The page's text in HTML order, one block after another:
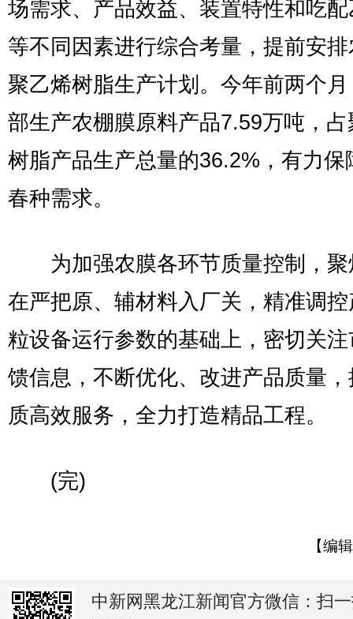
场需求、产品效益、装置特性和吃
等不同因素进行综合考量，提前安
聚乙烯树脂生产计划。今年前两个
部生产农棚膜原料产品7.59万吨，占
树脂产品生产总量的36.2%，有力保
春种需求。
为加强农膜各环节质量控制，聚
在严把原、辅材料入厂关，精准调
粒设备运行参数的基础上，密切关
馈信息，不断优化、改进产品质量
质高效服务，全力打造精品工程。
(完)
【编
中新网黑龙江新闻官方微信：扫